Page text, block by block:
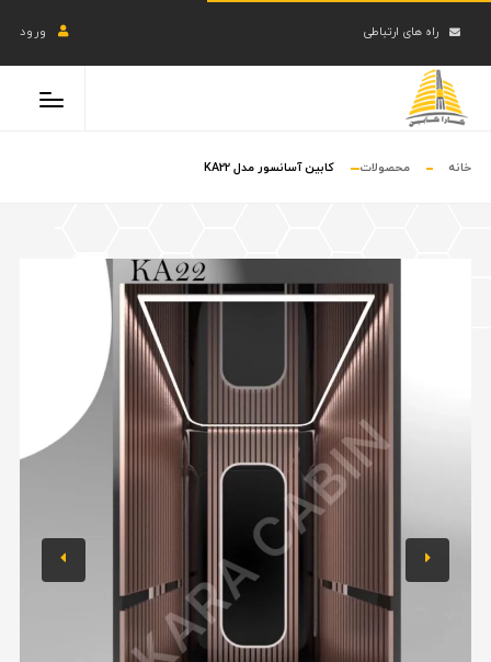
راه های ارتباطی ورود
خانه محصولات کابین آسانسور مدل KA22